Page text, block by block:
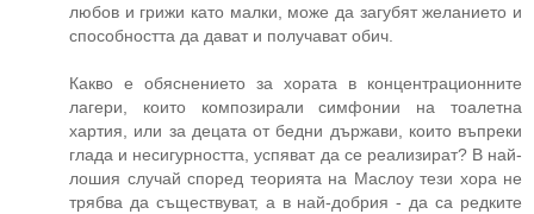
любов и грижи като малки, може да загубят желанието и
способността да дават и получават обич.
Какво е обяснението за хората в концентрационните
лагери, които композирали симфонии на тоалетна
хартия, или за децата от бедни държави, които въпреки
глада и несигурността, успяват да се реализират? В най-
лошия случай според теорията на Маслоу тези хора не
трябва да съществуват, а в най-добрия - да са редките